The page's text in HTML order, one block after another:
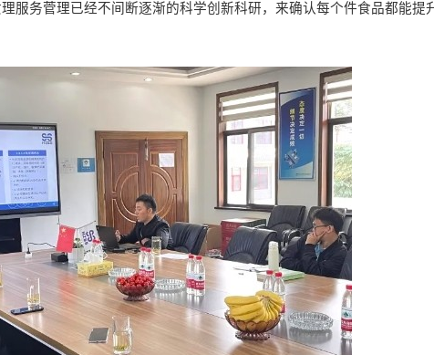
服务菅理已经不间断逐渐的科学创新科研，来确认每个件食品都能提